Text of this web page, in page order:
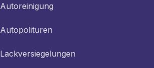
Autoreinigung
Autopolituren
Lackversiegelungen